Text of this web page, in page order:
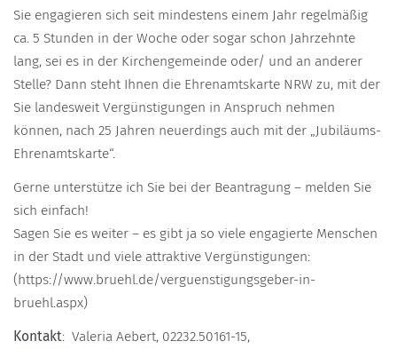
Sie engagieren sich seit mindestens einem Jahr regelmäßig
ca. 5 Stunden in der Woche oder sogar schon Jahrzehnte
lang, sei es in der Kirchengemeinde oder/ und an anderer
Stelle? Dann steht Ihnen die Ehrenamtskarte NRW zu, mit der
Sie landesweit Vergünstigungen in Anspruch nehmen
können, nach 25 Jahren neuerdings auch mit der „Jubiläums-
Ehrenamtskarte“.
Gerne unterstütze ich Sie bei der Beantragung – melden Sie
sich einfach!
Sagen Sie es weiter – es gibt ja so viele engagierte Menschen
in der Stadt und viele attraktive Vergünstigungen:
(https://www.bruehl.de/verguenstigungsgeber-in-
bruehl.aspx)
Kontakt: Valeria Aebert, 02232.50161-15,